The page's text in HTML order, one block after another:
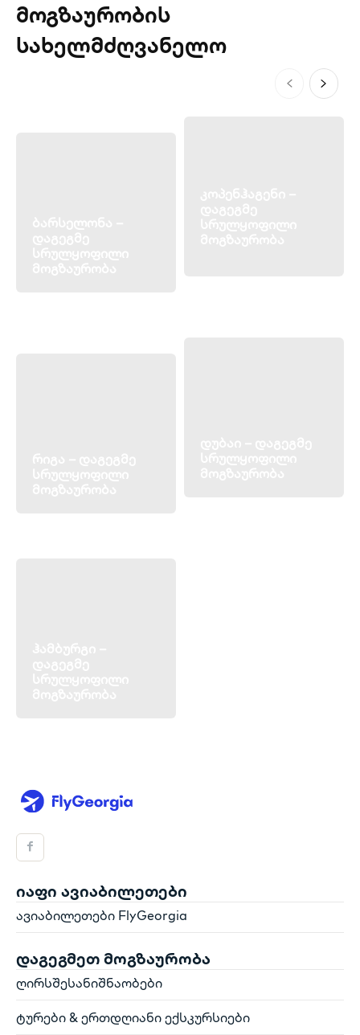
მოგზაურობის
სახელმძღვანელო
იაფი ავიაბილეთები
ავიაბილეთები FlyGeorgia
დაგეგმეთ მოგზაურობა
ღირსშესანიშნაობები
ტურები & ერთდღიანი ექსკურსიები